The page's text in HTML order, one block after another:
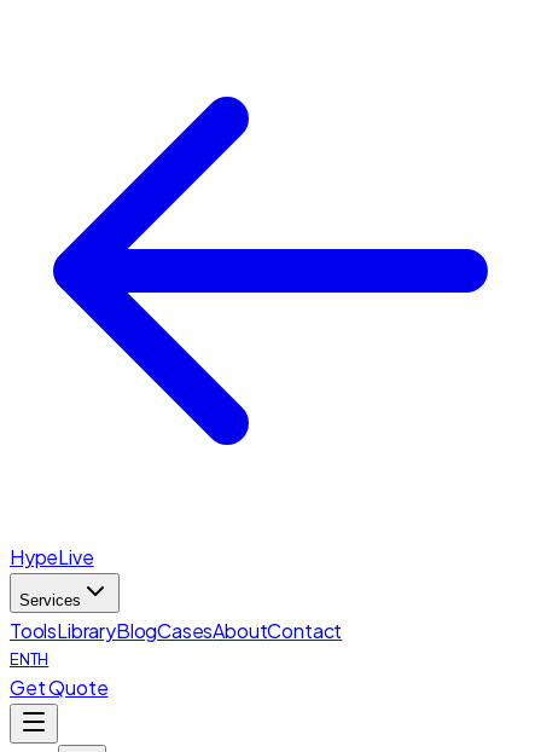
HypeLive
Services
ToolsLibraryBlogCasesAboutContact
ENTH
Get Quote